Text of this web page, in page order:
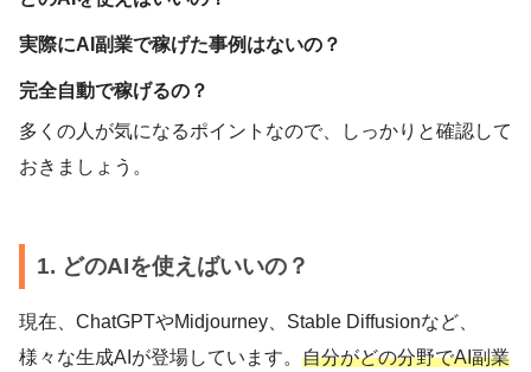
実際にAI副業で稼げた事例はないの？
完全自動で稼げるの？
多くの人が気になるポイントなので、しっかりと確認して
おきましょう。
1. どのAIを使えばいいの？
現在、ChatGPTやMidjourney、Stable Diffusionなど、
様々な生成AIが登場しています。 自分がどの分野でAI副業